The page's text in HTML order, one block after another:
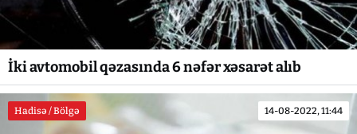
İki avtomobil qəzasında 6 nəfər xəsarət alıb
Hadisə / Bölgə 14-08-2022, 11:44